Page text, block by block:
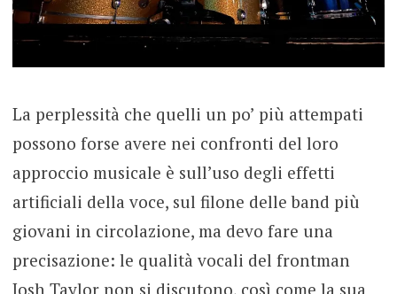
La perplessità che quelli un po’ più attempati
possono forse avere nei confronti del loro
approccio musicale è sull’uso degli effetti
artificiali della voce, sul filone delle band più
giovani in circolazione, ma devo fare una
precisazione: le qualità vocali del frontman
Josh Taylor non si discutono, così come la sua